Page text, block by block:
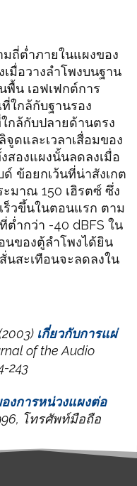
ถี่ต่ำภายในแผงของ
มื่อวางลำโพงบนฐาน
พื้น เอฟเฟกต์การ
ใกล้กับฐานรอง
กล้กับปลายด้านตรง
ดและเวลาเสื่อมของ
สองแผงนั้นลดลงเมื่อ
ข้อยกเว้นที่น่าสังเกต
มาณ 150 เฮิรตซ์ ซึ่ง
ร็วขึ้นในตอนแรก ตาม
ต่ำกว่า -40 dBFS ใน
นของตู้ลำโพงได้ยิน
สะเทือนจะลดลงใน
เกี่ยวกับการแผ่
of the Audio
243
งการหน่วงแผงต่อ
โทรศัพท์มือถือ